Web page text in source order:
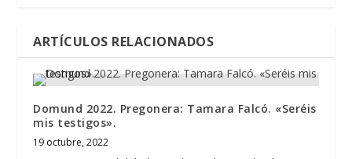
ARTÍCULOS RELACIONADOS
Domund 2022. Pregonera: Tamara Falcó. «Seréis
mis testigos».
19 octubre, 2022